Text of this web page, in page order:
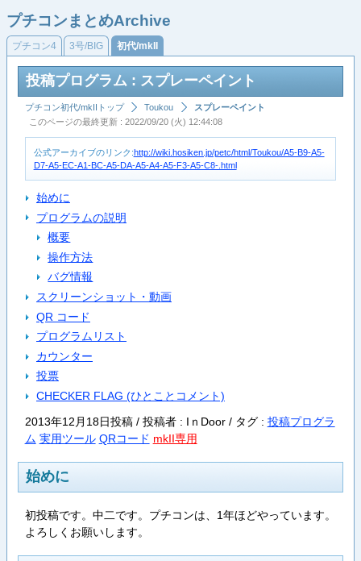
プチコンまとめArchive
プチコン4 3号/BIG 初代/mkII
投稿プログラム : スプレーペイント
プチコン初代/mkIIトップ Toukou
スプレーペイント
このページの最終更新 : 2022/09/20 (火) 12:44:08
公式アーカイブのリンク:http://wiki.hosiken.jp/petc/html/Toukou/A5-B9-A5-
D7-A5-EC-A1-BC-A5-DA-A5-A4-A5-F3-A5-C8-.html
始めに
プログラムの説明
概要
操作方法
バグ情報
スクリーンショット・動画
QR コード
プログラムリスト
カウンター
投票
CHECKER FLAG (ひとことコメント)
2013年12月18日投稿 / 投稿者 : IｎDoor / タグ : 投稿プログラ
ム 実用ツール QRコード mkII専用
始めに
初投稿です。中二です。プチコンは、1年ほどやっています。
よろしくお願いします。